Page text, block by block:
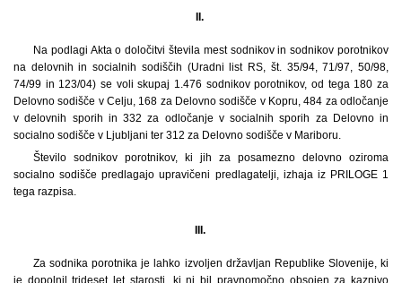
II.
Na podlagi Akta o določitvi števila mest sodnikov in sodnikov porotnikov
na delovnih in socialnih sodiščih (Uradni list RS, št. 35/94, 71/97, 50/98,
74/99 in 123/04) se voli skupaj 1.476 sodnikov porotnikov, od tega 180 za
Delovno sodišče v Celju, 168 za Delovno sodišče v Kopru, 484 za odločanje
v delovnih sporih in 332 za odločanje v socialnih sporih za Delovno in
socialno sodišče v Ljubljani ter 312 za Delovno sodišče v Mariboru.
Število sodnikov porotnikov, ki jih za posamezno delovno oziroma
socialno sodišče predlagajo upravičeni predlagatelji, izhaja iz PRILOGE 1
tega razpisa.
III.
Za sodnika porotnika je lahko izvoljen državljan Republike Slovenije, ki
je dopolnil trideset let starosti, ki ni bil pravnomočno obsojen za kaznivo